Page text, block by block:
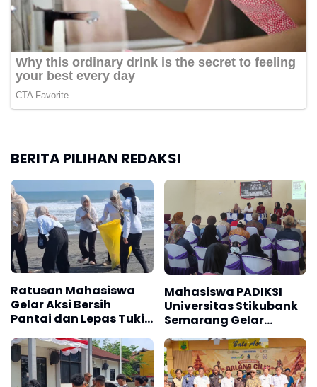
BERITA PILIHAN REDAKSI
Ratusan Mahasiswa
Gelar Aksi Bersih
Pantai dan Lepas Tukik
Mahasiswa PADIKSI
Universitas Stikubank
Semarang Gelar
Seminar dan Baksos di
Desa Pranten,
Purwodadi